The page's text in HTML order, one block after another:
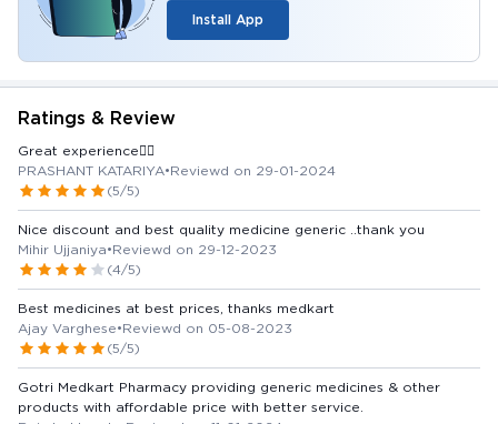
Install App
Ratings & Review
Great experience👍🏻
PRASHANT KATARIYA•Reviewd on 29-01-2024
(5/5)
Nice discount and best quality medicine generic ..thank you
Mihir Ujjaniya•Reviewd on 29-12-2023
(4/5)
Best medicines at best prices, thanks medkart
Ajay Varghese•Reviewd on 05-08-2023
(5/5)
Gotri Medkart Pharmacy providing generic medicines & other
products with affordable price with better service.